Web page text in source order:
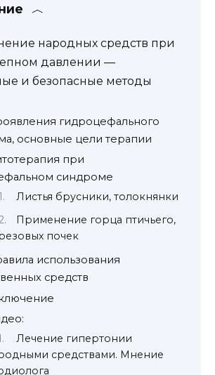
народных средств при
давлении —
и безопасные методы
гидроцефального
основные цели терапии
при
синдроме
Листья брусники, толокнянки
Применение горца птичьего,
почек
использования
средств
Лечение гипертонии
средствами. Мнение